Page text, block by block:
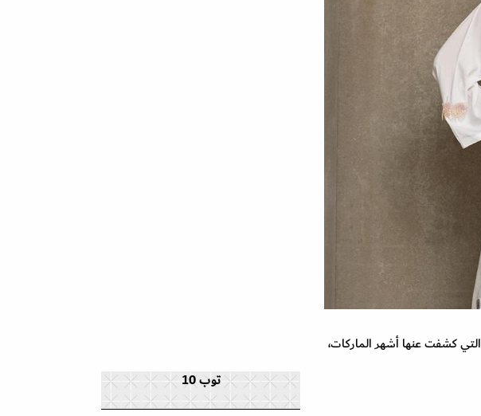
التي كشفت عنها أشهر الماركات،
توب 10